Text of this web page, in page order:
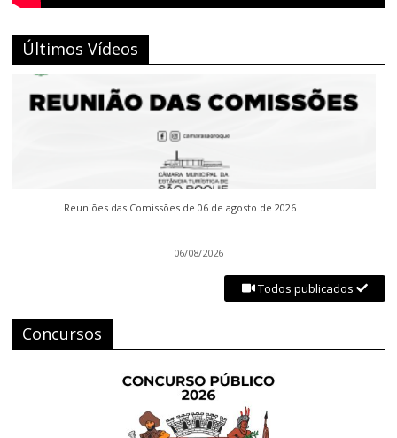
Últimos Vídeos
Reuniões das Comissões de 06 de agosto de 2026
06/08/2026
Todos publicados
Concursos